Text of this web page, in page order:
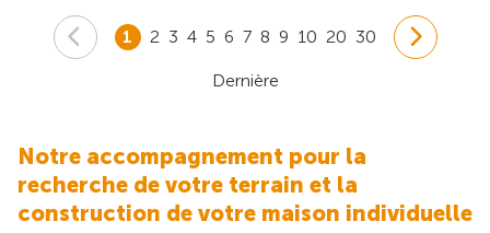
1 2 3 4 5 6 7 8 9 10 20 30
Dernière
Notre accompagnement pour la
recherche de votre terrain et la
construction de votre maison individuelle